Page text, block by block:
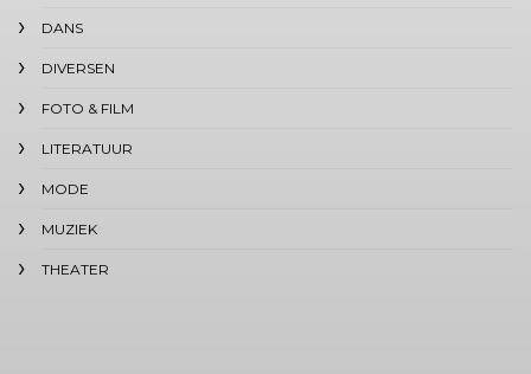
DANS
DIVERSEN
FOTO & FILM
LITERATUUR
MODE
MUZIEK
THEATER